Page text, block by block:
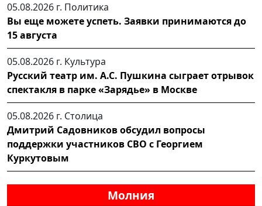
05.08.2026 г. Политика
Вы еще можете успеть. Заявки принимаются до
15 августа
05.08.2026 г. Культура
Русский театр им. А.С. Пушкина сыграет отрывок
спектакля в парке «Зарядье» в Москве
05.08.2026 г. Столица
Дмитрий Садовников обсудил вопросы
поддержки участников СВО с Георгием
Куркутовым
Молния